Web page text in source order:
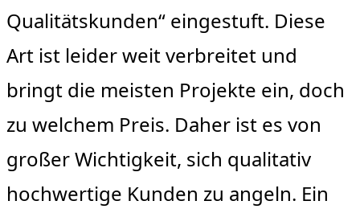
Qualitätskunden“ eingestuft. Diese
Art ist leider weit verbreitet und
bringt die meisten Projekte ein, doch
zu welchem Preis. Daher ist es von
großer Wichtigkeit, sich qualitativ
hochwertige Kunden zu angeln. Ein